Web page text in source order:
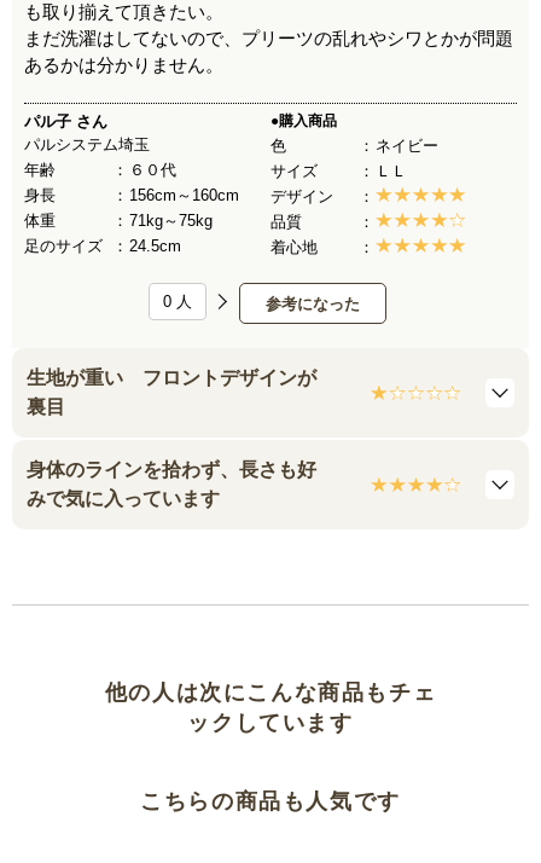
も取り揃えて頂きたい。
まだ洗濯はしてないので、プリーツの乱れやシワとかが問題
あるかは分かりません。
パル子 さん
パルシステム埼玉
年齢
６０代
身長
156cm～160cm
体重
71kg～75kg
足のサイズ
24.5cm
●購入商品
色
ネイビー
サイズ
ＬＬ
デザイン
品質
着心地
参考になった
0 人
生地が重い フロントデザインが
裏目
身体のラインを拾わず、長さも好
みで気に入っています
他の人は次にこんな商品もチェ
ックしています
こちらの商品も人気です